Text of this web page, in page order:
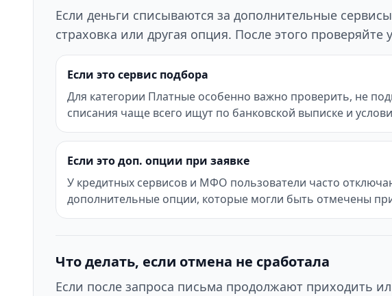
Если деньги списываются за дополнительные
страховка или другая опция. После этого
Если это сервис подбора
Для категории Платные особенно важно проверить, не
списания чаще всего ищут по банковской выписке и
Если это доп. опции при заявке
У кредитных сервисов и МФО пользователи часто
дополнительные опции, которые могли быть отмечены
Что делать, если отмена не сработала
Если после запроса письма продолжают приходить